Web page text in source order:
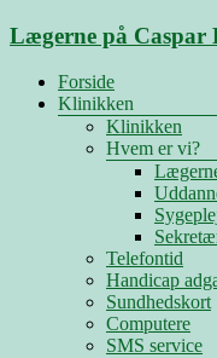
Skip
content
Lægerne på Caspar
Menu
Forside
Klinikken
Klinikken
Hvem er vi?
Telefontid
Handicap
Sundhedskort
Computere
SMS service